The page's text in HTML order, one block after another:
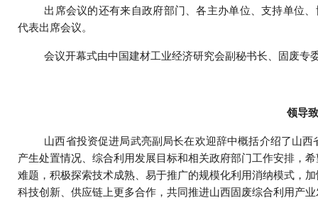
出席会议的还有来自政府部门、各主办单位、支持单位
代表出席会议。
会议开幕式由中国建材工业经济研究会副秘书长、固废专
领导
山西省投资促进局武亮副局长在欢迎辞中概括介绍了山
产生处置情况、综合利用发展目标和相关政府部门工作安排，
难题，积极探索技术成熟、易于推广的规模化利用消纳模式，
科技创新、供应链上更多合作，共同推进山西固废综合利用产